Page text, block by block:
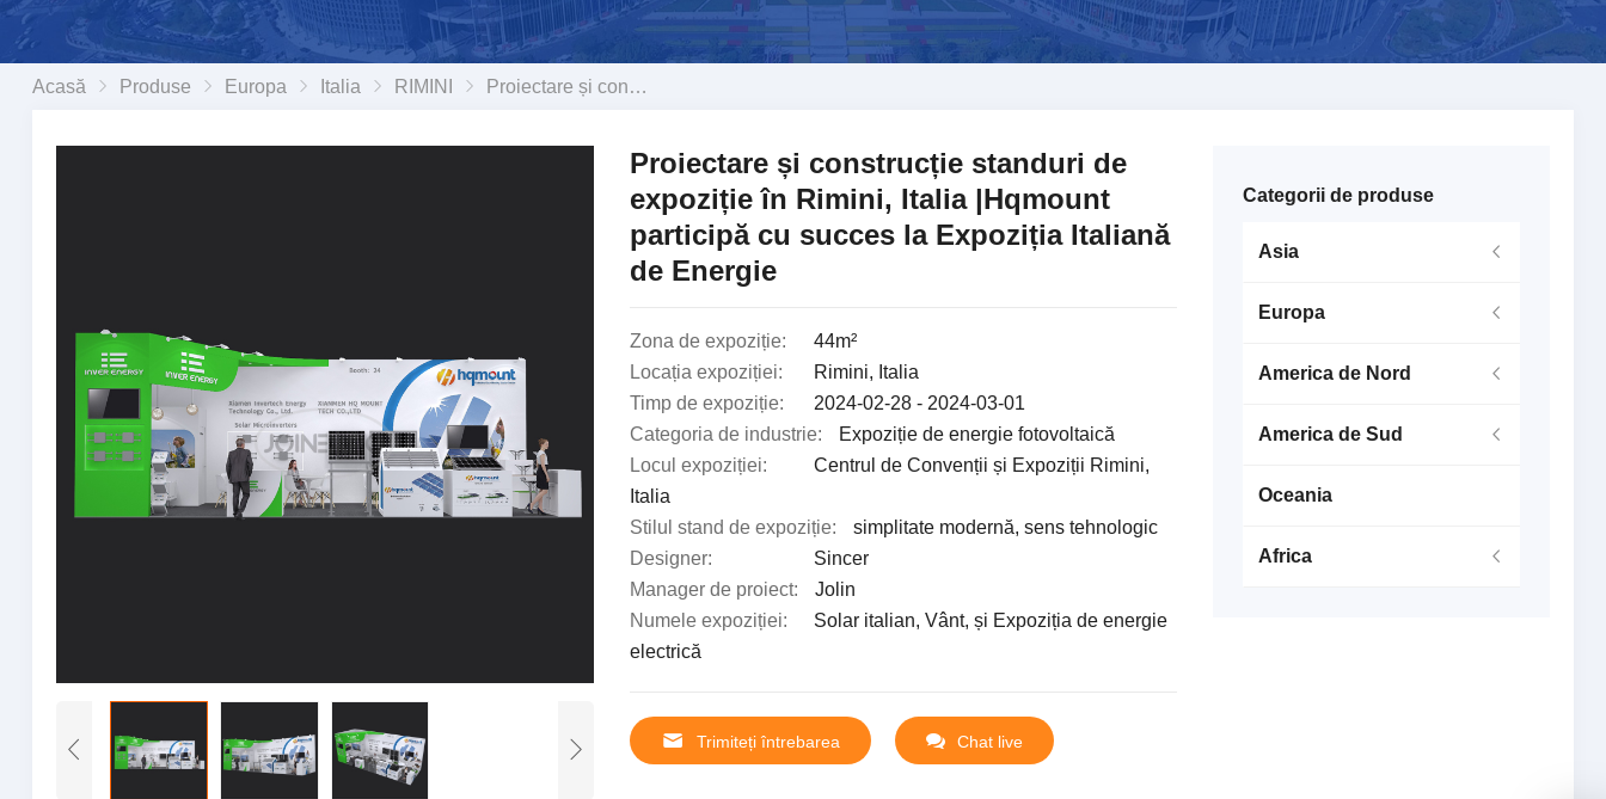
Acasă Produse Europa Italia RIMINI Proiectare și construcție standuri de expoziție în Rimini, Italia |Hqmount participă cu succes la Expoziția Italiană de Energie
Proiectare și construcție standuri de
expoziție în Rimini, Italia |Hqmount
participă cu succes la Expoziția Italiană
de Energie
Zona de expoziție:
44m²
Locația expoziției:
Rimini, Italia
Timp de expoziție:
2024-02-28 - 2024-03-01
Categoria de industrie:
Expoziție de energie fotovoltaică
Locul expoziției:
Centrul de Convenții și Expoziții Rimini,
Italia
Stilul stand de expoziție:
simplitate modernă, sens tehnologic
Designer:
Sincer
Manager de proiect:
Jolin
Numele expoziției:
Solar italian, Vânt, și Expoziția de energie
electrică
Trimiteți întrebarea Chat live
Categorii de produse
Asia
Europa
America de Nord
America de Sud
Oceania
Africa